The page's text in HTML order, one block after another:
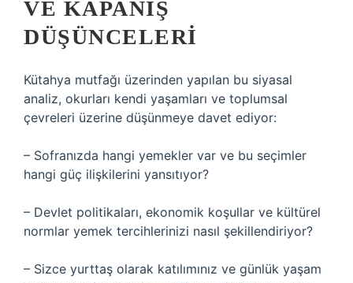
VE KAPANIŞ
DÜŞÜNCELERI
Kütahya mutfağı üzerinden yapılan bu siyasal
analiz, okurları kendi yaşamları ve toplumsal
çevreleri üzerine düşünmeye davet ediyor:
– Sofranızda hangi yemekler var ve bu seçimler
hangi güç ilişkilerini yansıtıyor?
– Devlet politikaları, ekonomik koşullar ve kültürel
normlar yemek tercihlerinizi nasıl şekillendiriyor?
– Sizce yurttaş olarak katılımınız ve günlük yaşam